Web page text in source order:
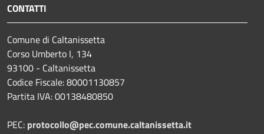
CONTATTI
Comune di Caltanissetta
Corso Umberto I, 134
93100 - Caltanissetta
Codice Fiscale: 80001130857
Partita IVA: 00138480850
PEC: protocollo@pec.comune.caltanissetta.it